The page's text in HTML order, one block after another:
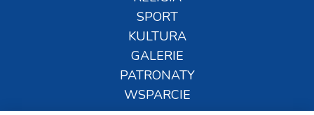
SPORT
KULTURA
GALERIE
PATRONATY
WSPARCIE